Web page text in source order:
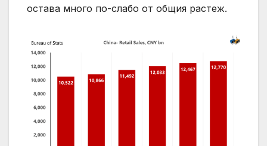
остава много по-слабо от общия растеж.